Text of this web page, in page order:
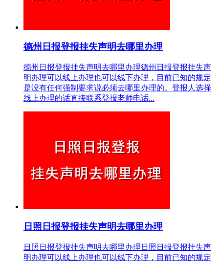
德州日报登报挂失声明去哪里办理
德州日报登报挂失声明去哪里办理德州日报登报挂失声
明办理可以线上办理也可以线下办理，目前已知的规定
是没有任何强制要求说必须去哪里办理的。登报人选择
线上办理的话直接联系登报老师电话...
日照日报登报挂失声明去哪里办理
日照日报登报挂失声明去哪里办理日照日报登报挂失声
明办理可以线上办理也可以线下办理，目前已知的规定